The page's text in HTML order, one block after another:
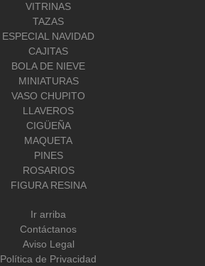
VITRINAS
TAZAS
ESPECIAL NAVIDAD
CAJITAS
BOLA DE NIEVE
MINIATURAS
VASO CHUPITO
LLAVEROS
CIGÜEÑA
MAQUETA
PINES
ROSARIOS
FIGURA RESINA
Ir arriba
Contáctanos
Aviso Legal
Política de Privacidad